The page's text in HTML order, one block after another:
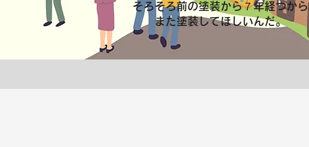
そろそろ前の塗装から７年経つから
また塗装してほしいんだ。